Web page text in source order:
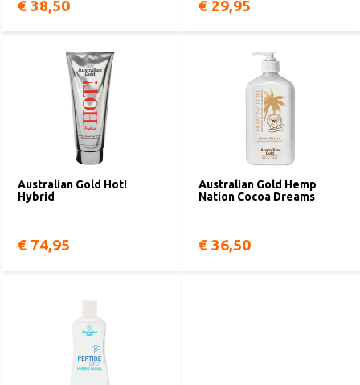
€ 38,50 € 29,95
Australian Gold Hot!
Hybrid
€ 74,95
Australian Gold Hemp
Nation Cocoa Dreams
€ 36,50